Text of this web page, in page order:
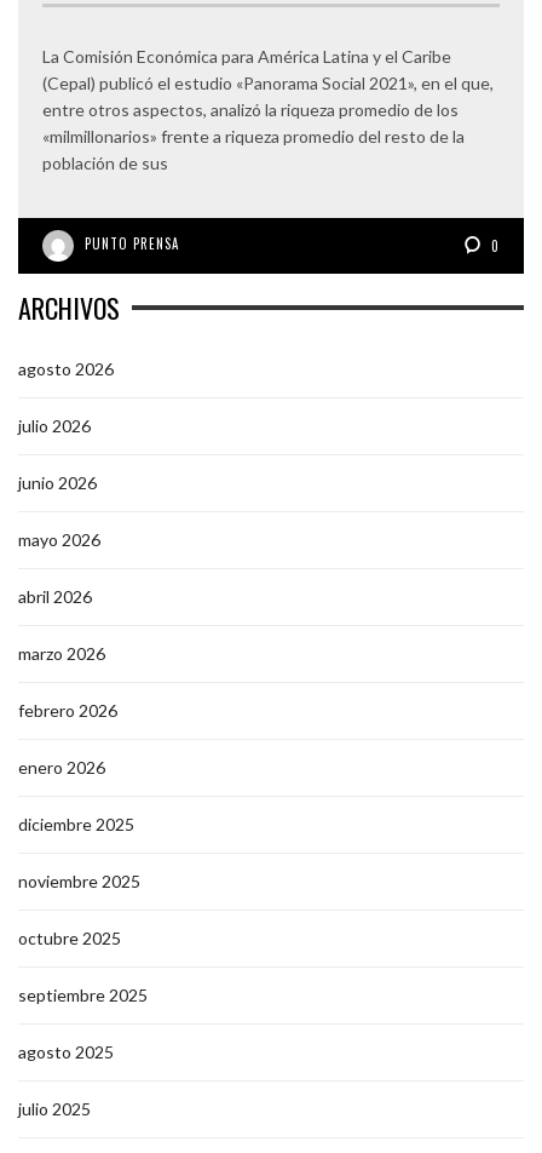
La Comisión Económica para América Latina y el Caribe
(Cepal) publicó el estudio «Panorama Social 2021», en el que,
entre otros aspectos, analizó la riqueza promedio de los
«milmillonarios» frente a riqueza promedio del resto de la
población de sus
PUNTO PRENSA 0
ARCHIVOS
agosto 2026
julio 2026
junio 2026
mayo 2026
abril 2026
marzo 2026
febrero 2026
enero 2026
diciembre 2025
noviembre 2025
octubre 2025
septiembre 2025
agosto 2025
julio 2025